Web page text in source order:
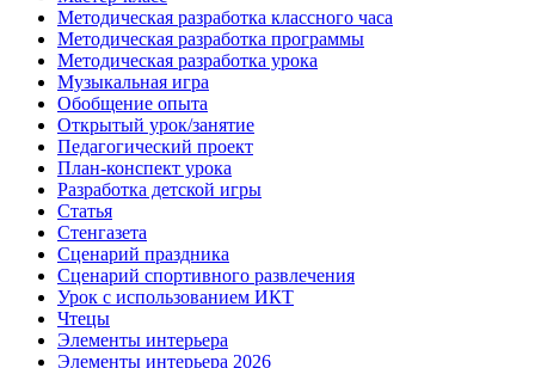
Методическая разработка классного часа
Методическая разработка программы
Методическая разработка урока
Музыкальная игра
Обобщение опыта
Открытый урок/занятие
Педагогический проект
План-конспект урока
Разработка детской игры
Статья
Стенгазета
Сценарий праздника
Сценарий спортивного развлечения
Урок с использованием ИКТ
Чтецы
Элементы интерьера
Элементы интерьера 2026